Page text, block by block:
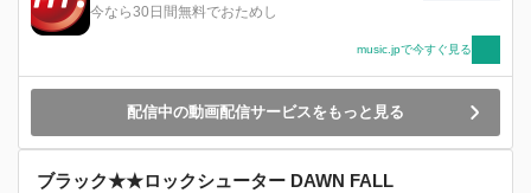
今なら30日間無料でおためし
music.jpで今すぐ見る
配信中の動画配信サービスをもっと見る
ブラック★★ロックシューター DAWN FALL